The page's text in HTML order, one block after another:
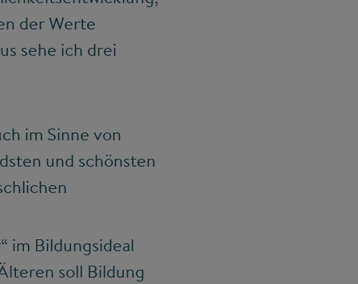
der Werte
sehe ich drei
im Sinne von
und schönsten
im Bildungsideal
soll Bildung